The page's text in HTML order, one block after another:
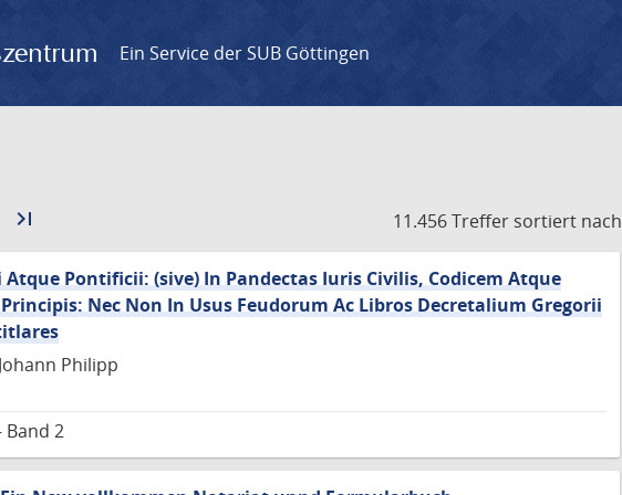
Ein Service der SUB Göttingen
11.456 Treffer sortiert nach
Zurlast_page
SeitePontificii: (sive) In Pandectas Iuris Civilis, Codicem Atque
Nec Non In Usus Feudorum Ac Libros Decretalium Gregorii
Philipp
Band 2